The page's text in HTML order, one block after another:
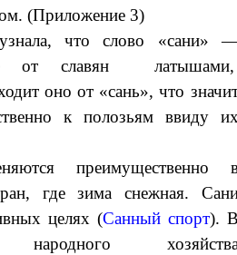
(Приложение 3)
чтослово «сани»
от славян латышами
оно от «сань», что
к полозьям ввиду
преимущественно
где зима снежная.
целях (Санный спорт).